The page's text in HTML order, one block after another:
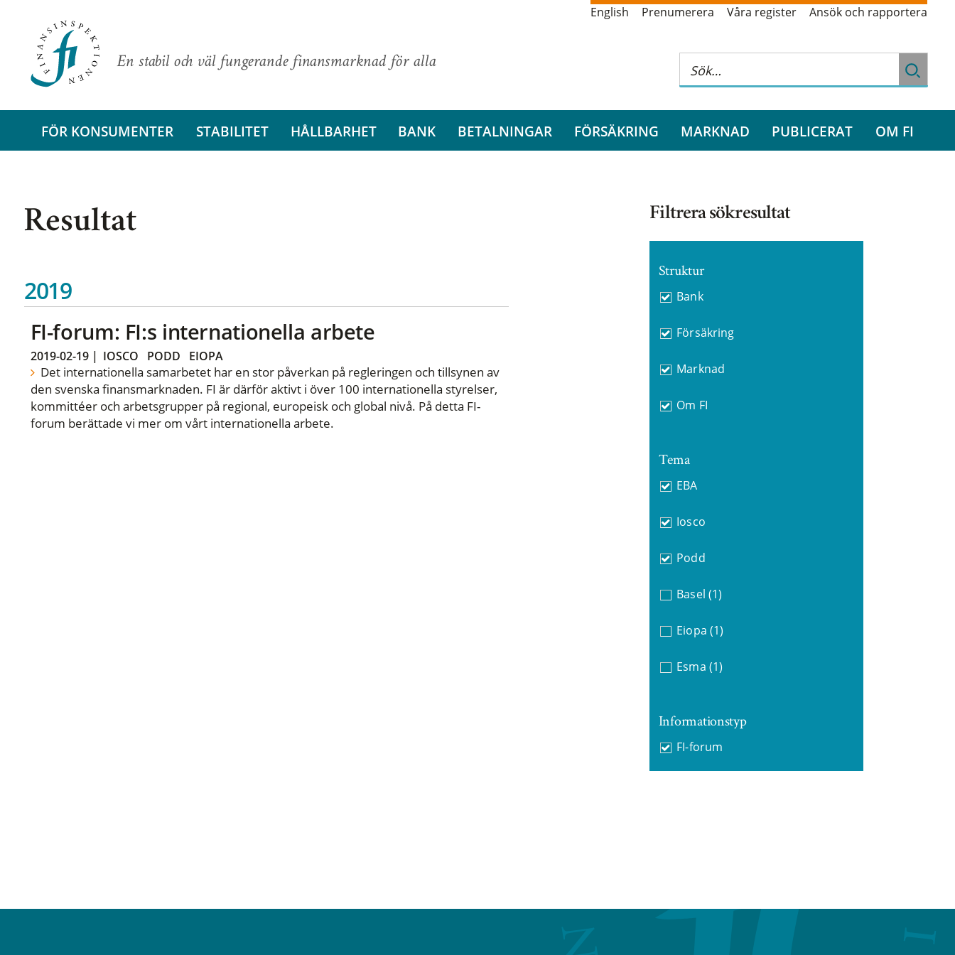
En stabil och väl fungerande finansmarknad för alla
English Prenumerera Våra register Ansök och rapportera
FÖR KONSUMENTER STABILITET HÅLLBARHET BANK BETALNINGAR FÖRSÄKRING MARKNAD PUBLICERAT OM FI
Resultat
2019
FI-forum: FI:s internationella arbete
2019-02-19| IOSCO PODD EIOPA
Det internationella samarbetet har en stor påverkan på regleringen och tillsynen av
den svenska finansmarknaden. FI är därför aktivt i över 100 internationella styrelser,
kommittéer och arbetsgrupper på regional, europeisk och global nivå. På detta FI-
forum berättade vi mer om vårt internationella arbete.
Filtrera sökresultat
Struktur
Bank
Försäkring
Marknad
Om FI
Tema
EBA
Iosco
Podd
Basel (1)
Eiopa (1)
Esma (1)
Informationstyp
FI-forum